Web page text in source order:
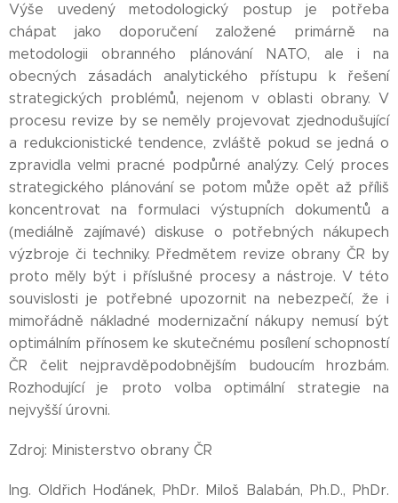
Výše uvedený metodologický postup je potřeba
chápat jako doporučení založené primárně na
metodologii obranného plánování NATO, ale i na
obecných zásadách analytického přístupu k řešení
strategických problémů, nejenom v oblasti obrany. V
procesu revize by se neměly projevovat zjednodušující
a redukcionistické tendence, zvláště pokud se jedná o
zpravidla velmi pracné podpůrné analýzy. Celý proces
strategického plánování se potom může opět až příliš
koncentrovat na formulaci výstupních dokumentů a
(mediálně zajímavé) diskuse o potřebných nákupech
výzbroje či techniky. Předmětem revize obrany ČR by
proto měly být i příslušné procesy a nástroje. V této
souvislosti je potřebné upozornit na nebezpečí, že i
mimořádně nákladné modernizační nákupy nemusí být
optimálním přínosem ke skutečnému posílení schopností
ČR čelit nejpravděpodobnějším budoucím hrozbám.
Rozhodující je proto volba optimální strategie na
nejvyšší úrovni.
Zdroj: Ministerstvo obrany ČR
Ing. Oldřich Hoďánek, PhDr. Miloš Balabán, Ph.D., PhDr.